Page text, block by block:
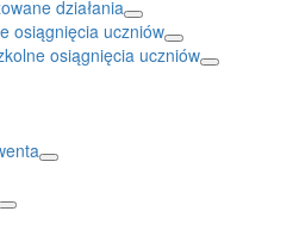
działania
osiągnięcia uczniów
osiągnięcia uczniów